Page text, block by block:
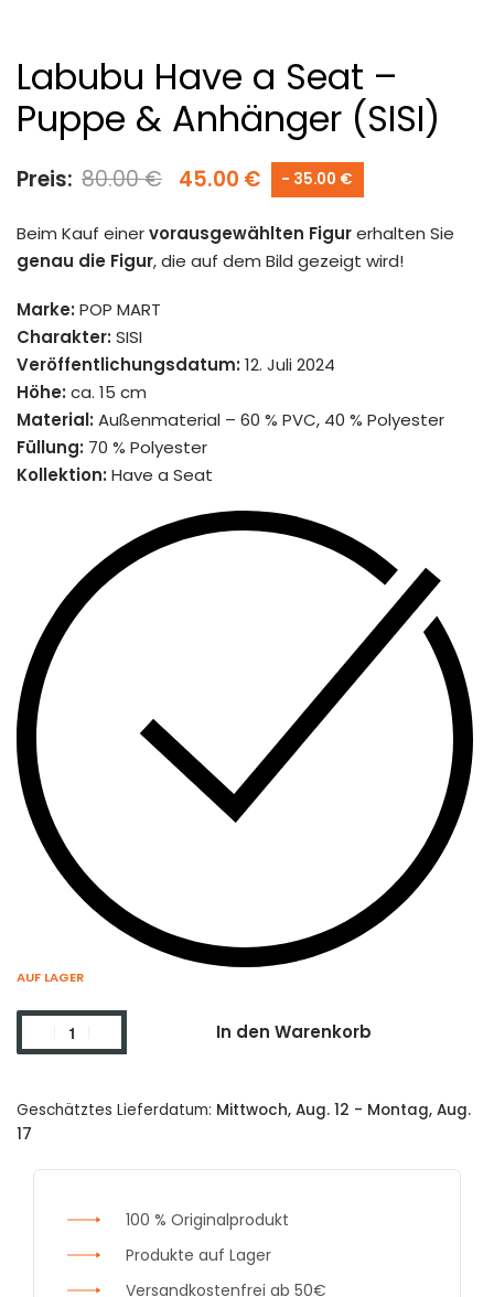
Labubu Have a Seat –
Puppe & Anhänger (SISI)
Preis: 80.00€ 45.00 € - 35.00 €
Beim Kauf einervorausgewählten Figurerhalten Sie
genau die Figur, die auf dem Bild gezeigt wird!
Marke: POP MART
Charakter: SISI
Veröffentlichungsdatum: 12. Juli 2024
Höhe: ca. 15 cm
Material: Außenmaterial – 60 % PVC, 40 % Polyester
Füllung: 70 % Polyester
Kollektion: Have a Seat
AUF LAGER
In den Warenkorb
Geschätztes Lieferdatum: Mittwoch, Aug. 12 - Montag, Aug.
17
100 % Originalprodukt
Produkte auf Lager
Versandkostenfrei ab 50€